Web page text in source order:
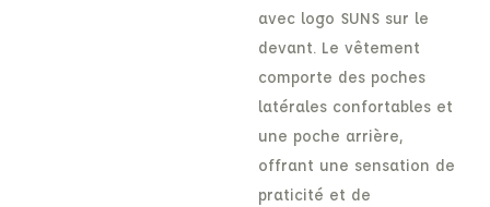
avec logo SUNS sur le
devant. Le vêtement
comporte des poches
latérales confortables et
une poche arrière,
offrant une sensation de
praticité et de